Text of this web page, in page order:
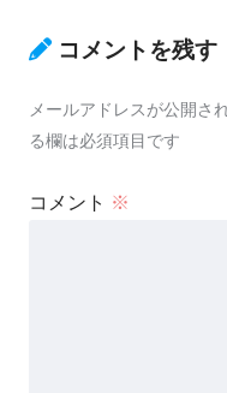
コメントを残す
メールアドレスが公開さ
る欄は必須項目です
コメント ※